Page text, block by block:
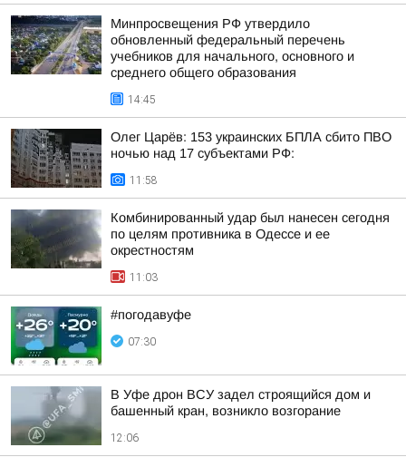
Минпросвещения РФ утвердило
обновленный федеральный перечень
учебников для начального, основного и
среднего общего образования
14:45
Олег Царёв: 153 украинских БПЛА сбито ПВО
ночью над 17 субъектами РФ:
11:58
Комбинированный удар был нанесен сегодня
по целям противника в Одессе и ее
окрестностям
11:03
#погодавуфе
07:30
В Уфе дрон ВСУ задел строящийся дом и
башенный кран, возникло возгорание
12:06